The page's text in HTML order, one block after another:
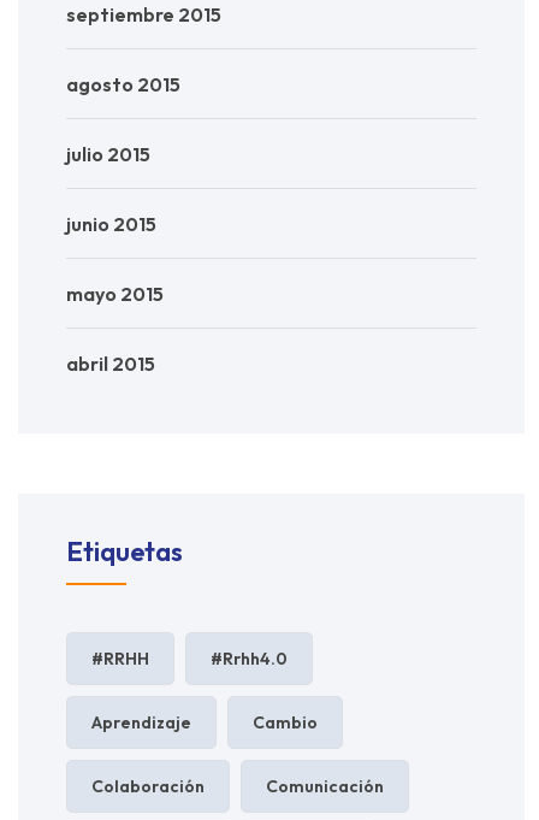
septiembre 2015
agosto 2015
julio 2015
junio 2015
mayo 2015
abril 2015
Etiquetas
#RRHH #rrhh4.0
Aprendizaje Cambio
Colaboración Comunicación